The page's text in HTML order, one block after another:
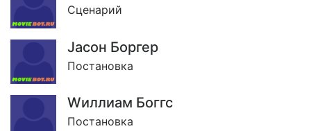
Сценарий
Jасон Боргер
Постановка
Wиллиам Боггс
Постановка